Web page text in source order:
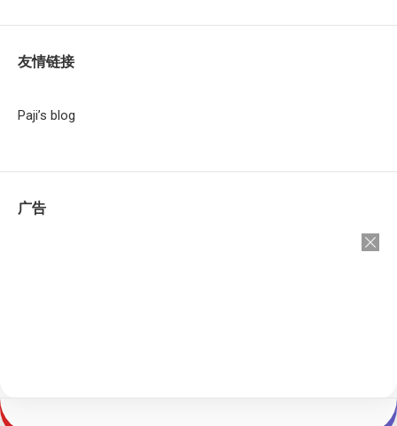
友情链接
Paji’s blog
广告